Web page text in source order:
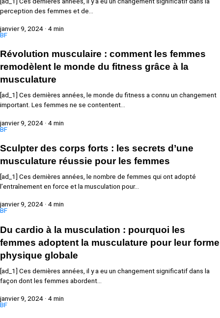
perception des femmes et de…
janvier 9, 2024 · 4 min
BF
Révolution musculaire : comment les femmes
remodèlent le monde du fitness grâce à la
musculature
[ad_1] Ces dernières années, le monde du fitness a connu un changement
important. Les femmes ne se contentent…
janvier 9, 2024 · 4 min
BF
Sculpter des corps forts : les secrets d’une
musculature réussie pour les femmes
[ad_1] Ces dernières années, le nombre de femmes qui ont adopté
l’entraînement en force et la musculation pour…
janvier 9, 2024 · 4 min
BF
Du cardio à la musculation : pourquoi les
femmes adoptent la musculature pour leur forme
physique globale
[ad_1] Ces dernières années, il y a eu un changement significatif dans la
façon dont les femmes abordent…
janvier 9, 2024 · 4 min
BF